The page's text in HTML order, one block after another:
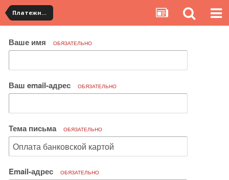
Платежная система ALIPAY и оплата банковскими картами
Ваше имя ОБЯЗАТЕЛЬНО
Ваш email-адрес ОБЯЗАТЕЛЬНО
Тема письма ОБЯЗАТЕЛЬНО
Email-адрес ОБЯЗАТЕЛЬНО